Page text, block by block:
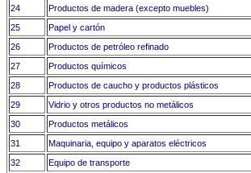
24 Productos de madera (excepto muebles)
25 Papel y cartón
26 Productos de petróleo refinado
27 Productos químicos
28 Productos de caucho y productos plásticos
29 Vidrio y otros productos no metálicos
30 Productos metálicos
31 Maquinaria, equipo y aparatos eléctricos
32 Equipo de transporte